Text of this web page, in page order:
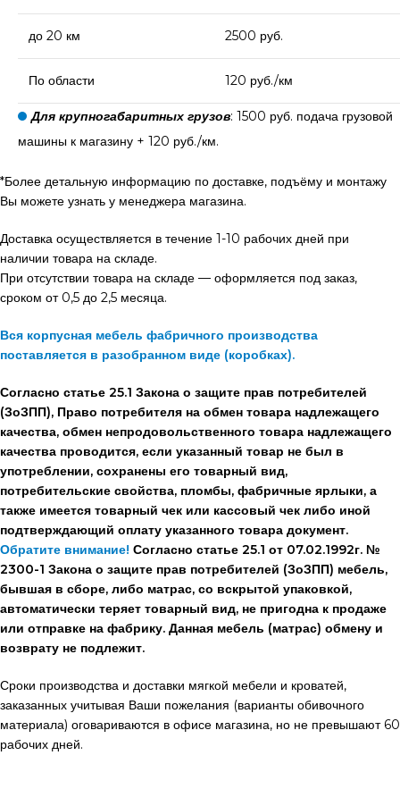
до 20 км 2500 руб.
По области 120 руб./км
Для крупногабаритных грузов: 1500 руб. подача грузовой
машины к магазину + 120 руб./км.
*Более детальную информацию по доставке, подъёму и монтажу
Вы можете узнать у менеджера магазина.
Доставка осуществляется в течение 1-10 рабочих дней при
наличии товара на складе.
При отсутствии товара на складе — оформляется под заказ,
сроком от 0,5 до 2,5 месяца.
Вся корпусная мебель фабричного производства
поставляется в разобранном виде (коробках).
Согласно статье 25.1 Закона о защите прав потребителей
(ЗоЗПП), Право потребителя на обмен товара надлежащего
качества, обмен непродовольственного товара надлежащего
качества проводится, если указанный товар не был в
употреблении, сохранены его товарный вид,
потребительские свойства, пломбы, фабричные ярлыки, а
также имеется товарный чек или кассовый чек либо иной
подтверждающий оплату указанного товара документ.
Обратите внимание! Согласно статье 25.1 от 07.02.1992г. №
2300-1 Закона о защите прав потребителей (ЗоЗПП) мебель,
бывшая в сборе, либо матрас, со вскрытой упаковкой,
автоматически теряет товарный вид, не пригодна к продаже
или отправке на фабрику. Данная мебель (матрас) обмену и
возврату не подлежит.
Сроки производства и доставки мягкой мебели и кроватей,
заказанных учитывая Ваши пожелания (варианты обивочного
материала) оговариваются в офисе магазина, но не превышают 60
рабочих дней.